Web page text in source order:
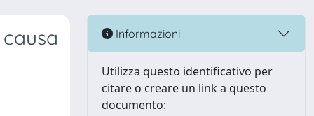
Informazioni
Utilizza questo identificativo per
citare o creare un link a questo
documento: